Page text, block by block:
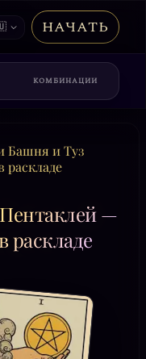
НАЧАТЬ
КОМБИНАЦИИ
Башня и Туз
раскладе
—
раскладе